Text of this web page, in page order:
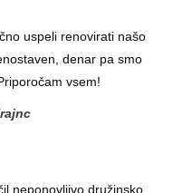
uspeli renovirati našo
denar pa smo
vsem!
neponovljivo družinsko